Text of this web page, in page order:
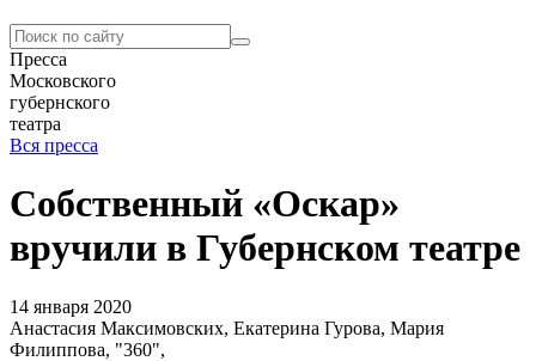
Пресса
Московского
губернского
театра
Вся пресса
Собственный «Оскар»
вручили в Губернском театре
14 января 2020
Анастасия Максимовских, Екатерина Гурова, Мария
Филиппова, "360",